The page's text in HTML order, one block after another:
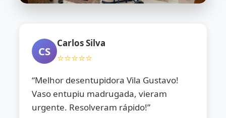
CS
Carlos Silva
⭐⭐⭐⭐⭐
“Melhor desentupidora Vila Gustavo!
Vaso entupiu madrugada, vieram
urgente. Resolveram rápido!”